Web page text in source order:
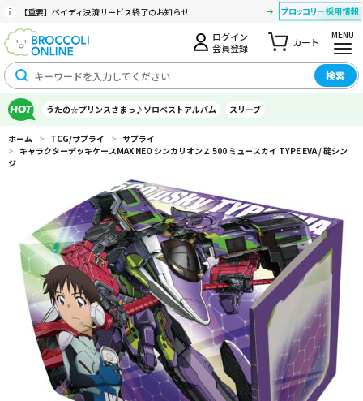
【重要】ペイディ決済サービス終了のお知らせ
ログイン
会員登録
カート
MENU
検索
うたの☆プリンスさまっ♪ソロベストアルバム スリーブ
ホーム > TCG/サプライ > サプライ
> キャラクターデッキケースMAX NEO シンカリオンＺ 500 ミュースカイ TYPE EVA / 碇シン
ジ